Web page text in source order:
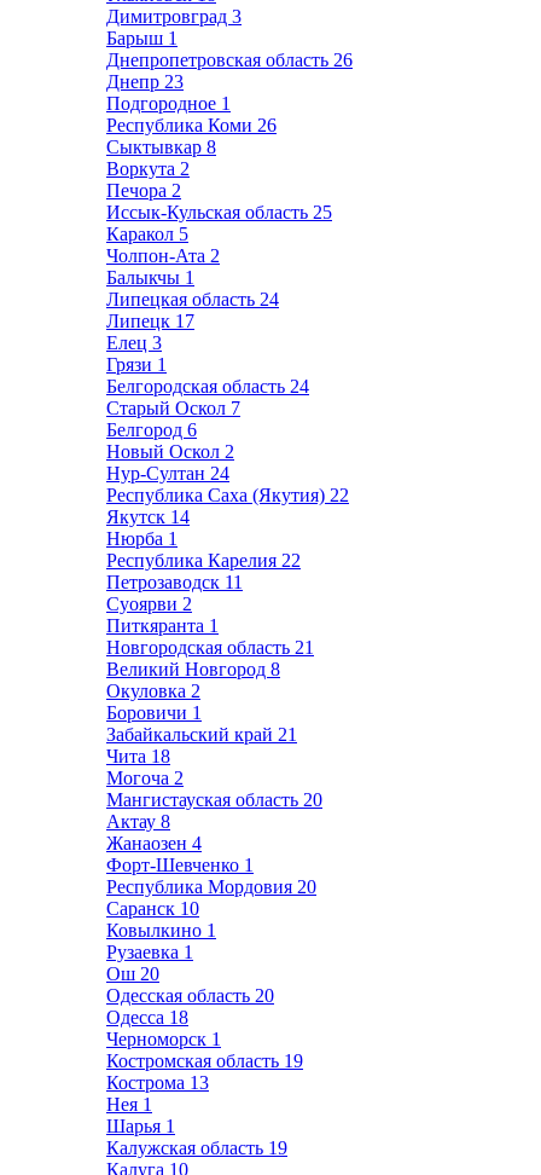
Димитровград 3
Барыш 1
Днепропетровская область 26
Днепр 23
Подгородное 1
Республика Коми 26
Сыктывкар 8
Воркута 2
Печора 2
Иссык-Кульская область 25
Каракол 5
Чолпон-Ата 2
Балыкчы 1
Липецкая область 24
Липецк 17
Елец 3
Грязи 1
Белгородская область 24
Старый Оскол 7
Белгород 6
Новый Оскол 2
Нур-Султан 24
Республика Саха (Якутия) 22
Якутск 14
Нюрба 1
Республика Карелия 22
Петрозаводск 11
Суоярви 2
Питкяранта 1
Новгородская область 21
Великий Новгород 8
Окуловка 2
Боровичи 1
Забайкальский край 21
Чита 18
Могоча 2
Мангистауская область 20
Актау 8
Жанаозен 4
Форт-Шевченко 1
Республика Мордовия 20
Саранск 10
Ковылкино 1
Рузаевка 1
Ош 20
Одесская область 20
Одесса 18
Черноморск 1
Костромская область 19
Кострома 13
Нея 1
Шарья 1
Калужская область 19
Калуга 10